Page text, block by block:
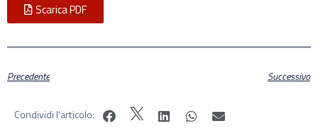
Scarica PDF
Precedente Successivo
Condividi l'articolo: